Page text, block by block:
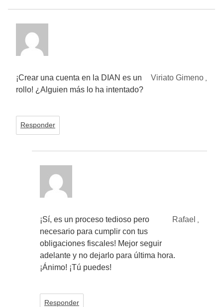
Viriato Gimeno
¡Crear una cuenta en la DIAN es un
rollo! ¿Alguien más lo ha intentado?
Responder
Rafael
¡Sí, es un proceso tedioso pero
necesario para cumplir con tus
obligaciones fiscales! Mejor seguir
adelante y no dejarlo para última hora.
¡Ánimo! ¡Tú puedes!
Responder